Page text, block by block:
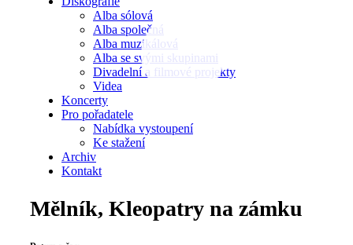
Alba sólová
Alba společná
Alba muzikálová
Alba se svými skupinami
Divadelní a filmové projekty
Videa
Koncerty
Pro pořadatele
Nabídka vystoupení
Ke stažení
Archiv
Kontakt
Mělník, Kleopatry na zámku